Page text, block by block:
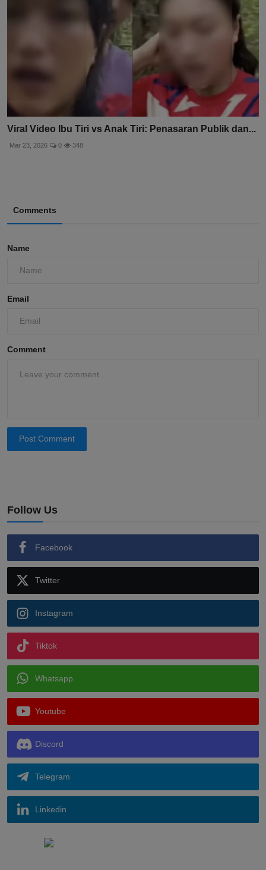
Viral Video Ibu Tiri vs Anak Tiri: Penasaran Publik dan...
Mar 23, 2026 0 348
Comments
Name
Email
Comment
Post Comment
Follow Us
Facebook
Twitter
Instagram
Tiktok
Whatsapp
Youtube
Discord
Telegram
Linkedin